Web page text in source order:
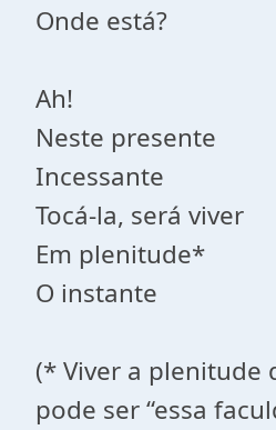
Onde está?
Ah!
Neste presente
Incessante
Tocá-la, será viver
Em plenitude*
O instante
(* Viver a plenitude
pode ser “essa